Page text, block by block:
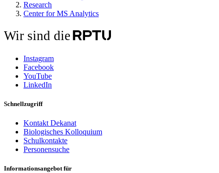
Research
Center for MS Analytics
Wir sind die
Instagram
Facebook
YouTube
LinkedIn
Schnellzugriff
Kontakt Dekanat
Biologisches Kolloquium
Schulkontakte
Personensuche
Informationsangebot für